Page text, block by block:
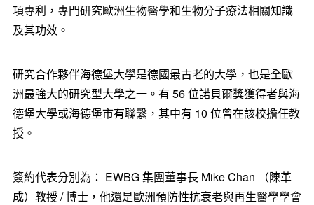
項專利，專門研究歐洲生物醫學和生物分子療法相關知識
及其功效。
研究合作夥伴海德堡大學是德國最古老的大學，也是全歐
洲最強大的研究型大學之一。有 56位諾貝爾獎獲得者與海
德堡大學或海德堡市有聯繫，其中有 10 位曾在該校擔任教
授。
簽約代表分別為： EWBG集團董事長 Mike Chan
（陳革
成）教授/博士，他還是歐洲預防性抗衰老與再生醫學學會